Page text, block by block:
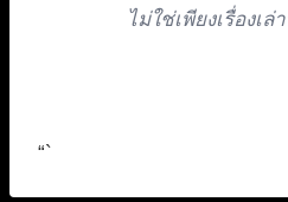
ไม่ใช่เพียงเรื่องเ
“`